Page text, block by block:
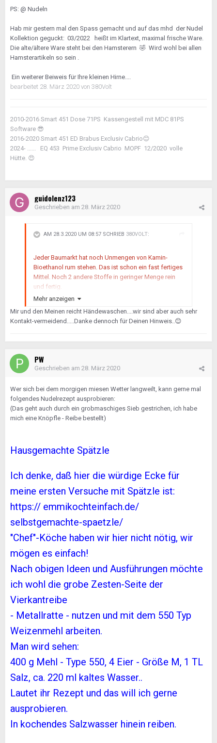
PS: @ Nudeln
Hab mir gestern mal den Spass gemacht und auf das mhd der Nudel
Kollektion geguckt: 03/2022 heißt im Klartext, maximal frische Ware.
Die alte/ältere Ware steht bei den Hamsterern 🤣 Wird wohl bei allen
Hamsterartikeln so sein .
Ein weiterer Beiweis für Ihre kleinen Hirne....
bearbeitet 28. März 2020 von 380Volt
2010-2016 Smart 451 Dose 71PS Kassengestell mit MDC 81PS
Software 😎
2016-2020 Smart 451 ED Brabus Exclusiv Cabrio😊
2024- ...... EQ 453 Prime Exclusiv Cabrio MOPF 12/2020 volle
Hütte. 😍
guidolenz123
Geschrieben am 28. März 2020
AM 28.3.2020 UM 08:57 SCHRIEB 380VOLT:
Jeder Baumarkt hat noch Unmengen von Kamin-
Bioethanol rum stehen. Das ist schon ein fast fertiges
Mittel. Noch 2 andere Stoffe in geringer Menge rein
und fertig.
Hab mir gestern mal den Spass gemacht und auf das
Hamsterartikeln so sein .
Mehr anzeigen
Mir und den Meinen reicht Händewaschen....wir sind aber auch sehr
Kontakt-vermeidend.....Danke dennoch für Deinen Hinweis..😊
PW
Geschrieben am 28. März 2020
Wer sich bei dem morgigen miesen Wetter langweilt, kann gerne mal
folgendes Nudelrezept ausprobieren:
(Das geht auch durch ein grobmaschiges Sieb gestrichen, ich habe
mich eine Knöpfle - Reibe bestellt)
Hausgemachte Spätzle
Ich denke, daß hier die würdige Ecke für
meine ersten Versuche mit Spätzle ist:
https:// emmikochteinfach.de/
selbstgemachte-spaetzle/
"Chef"-Köche haben wir hier nicht nötig, wir
mögen es einfach!
Nach obigen Ideen und Ausführungen möchte
ich wohl die grobe Zesten-Seite der
Vierkantreibe
- Metallratte - nutzen und mit dem 550 Typ
Weizenmehl arbeiten.
Man wird sehen:
400 g Mehl - Type 550, 4 Eier - Größe M, 1 TL
Salz, ca. 220 ml kaltes Wasser..
Lautet ihr Rezept und das will ich gerne
ausprobieren.
In kochendes Salzwasser hinein reiben.